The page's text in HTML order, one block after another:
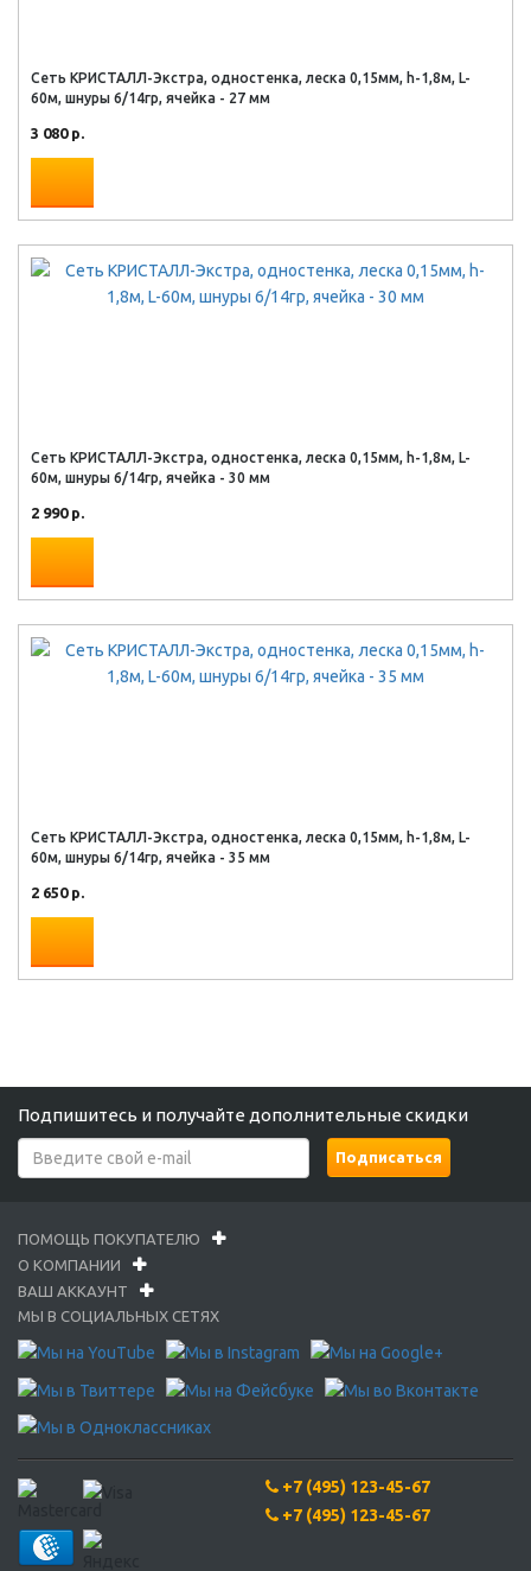
Сеть КРИСТАЛЛ-Экстра, одностенка, леска 0,15мм, h-1,8м, L-
60м, шнуры 6/14гр, ячейка - 27 мм
3 080 р.
Сеть КРИСТАЛЛ-Экстра, одностенка, леска 0,15мм, h-1,8м, L-
60м, шнуры 6/14гр, ячейка - 30 мм
2 990 р.
Сеть КРИСТАЛЛ-Экстра, одностенка, леска 0,15мм, h-1,8м, L-
60м, шнуры 6/14гр, ячейка - 35 мм
2 650 р.
Подпишитесь и получайте дополнительные скидки
ПОМОЩЬ ПОКУПАТЕЛЮ
О КОМПАНИИ
ВАШ АККАУНТ
МЫ В СОЦИАЛЬНЫХ СЕТЯХ
+7 (495) 123-45-67
+7 (495) 123-45-67